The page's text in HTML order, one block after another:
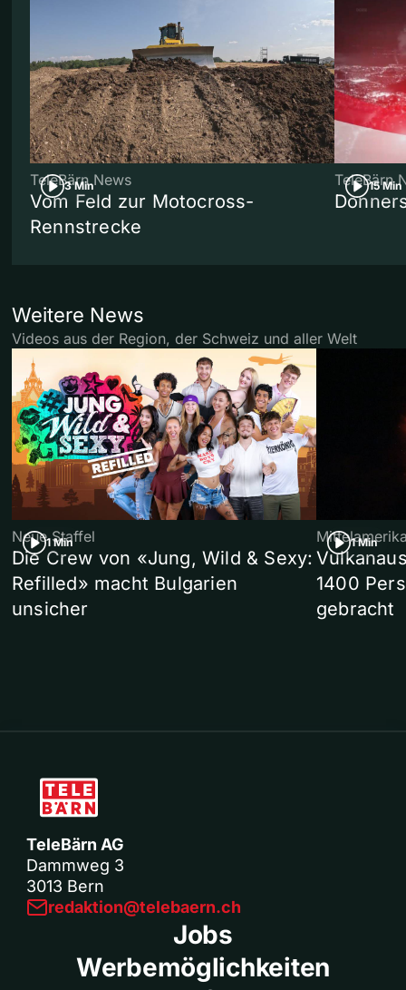
3 Min
TeleBärn News
Vom Feld zur Motocross-
Rennstrecke
15 Min
TeleBärn
Weitere News
Videos aus der Region, der Schweiz und aller Welt
1 Min
Neue Staffel
Die Crew von «Jung, Wild & Sexy:
Refilled» macht Bulgarien
unsicher
1 Min
1400
gebracht
TeleBärn AG
Dammweg 3
3013 Bern
redaktion@telebaern.ch
Jobs
Werbemöglichkeiten